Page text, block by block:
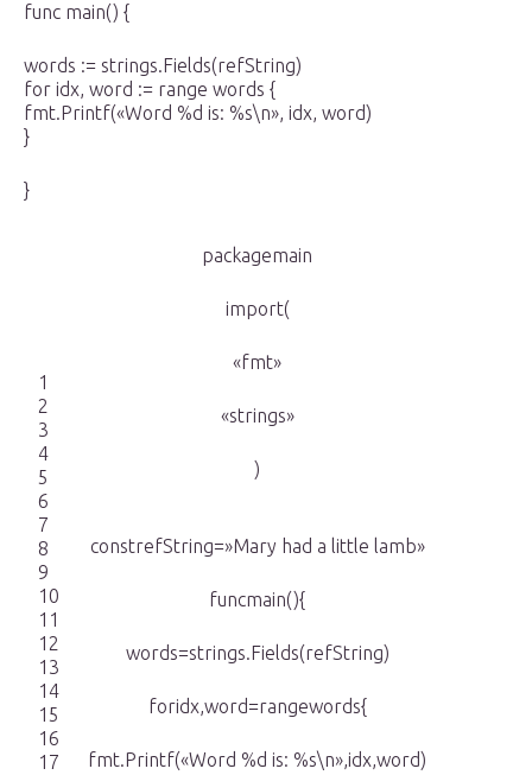
func main() {
words := strings.Fields(refString)
for idx, word := range words {
fmt.Printf(«Word %d is: %s\n», idx, word)
}
}
1
2
3
4
5
6
7
8
9
10
11
12
13
14
15
16
17
packagemain
import(
«fmt»
«strings»
)
constrefString=»Mary had a little lamb»
funcmain(){
words=strings.Fields(refString)
foridx,word=rangewords{
fmt.Printf(«Word %d is: %s\n»,idx,word)